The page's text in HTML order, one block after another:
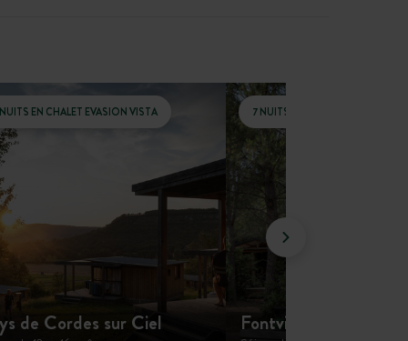
EN CHALET EVASION VISTA
de Cordes sur Ciel
7 NUITS EN CHALET EVASION
Fontvieille